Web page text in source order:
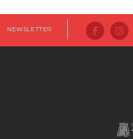
NEWSLETTER